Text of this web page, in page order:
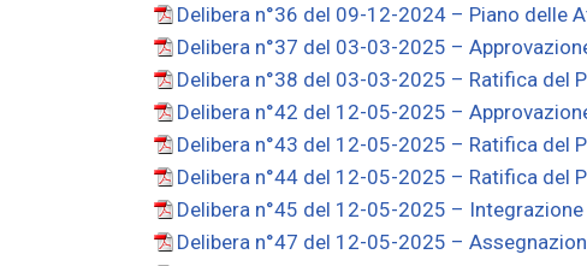
Delibera n°36 del 09-12-2024 – Piano delle
Delibera n°37 del 03-03-2025 –
Delibera n°38 del 03-03-2025 – Ratifica del
Delibera n°42 del 12-05-2025 –
Delibera n°43 del 12-05-2025 – Ratifica del
Delibera n°44 del 12-05-2025 – Ratifica del
Delibera n°45 del 12-05-2025 –
Delibera n°47 del 12-05-2025 –